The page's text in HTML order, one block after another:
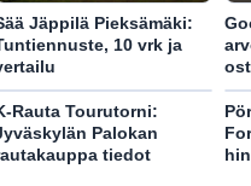
Jäppilä Pieksämäki:
10 vrk ja
Rauta Tourutorni:
Palokan
tiedot